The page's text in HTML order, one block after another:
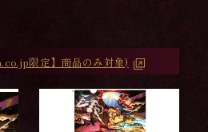
限定】商品のみ対象)